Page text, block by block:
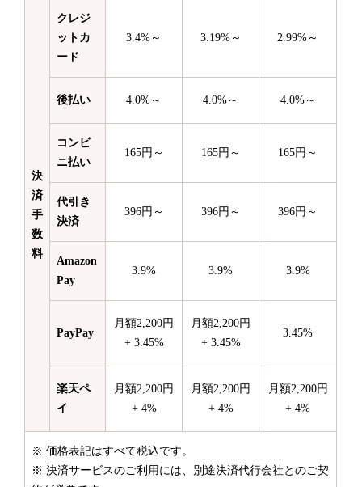
決
済
手
数
料
クレジ
ットカ
ード
3.4%～ 3.19%～ 2.99%～
後払い 4.0%～ 4.0%～ 4.0%～
コンビ
ニ払い
165円～ 165円～ 165円～
代引き
決済
396円～ 396円～ 396円～
Amazon
Pay
3.9% 3.9% 3.9%
PayPay
月額2,200円
+ 3.45%
月額2,200円
+ 3.45%
3.45%
楽天ペ
イ
月額2,200円
+ 4%
月額2,200円
+ 4%
月額2,200円
+ 4%
※ 価格表記はすべて税込です。
※ 決済サービスのご利用には、別途決済代行会社とのご契